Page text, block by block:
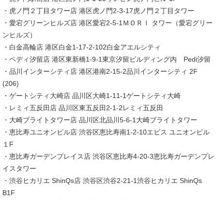
・虎ノ門２丁目タワー店 港区虎ノ門2-3-17虎ノ門２丁目タワー
・愛宕グリーンヒルズ店 港区愛宕2-5-1ＭＯＲＩ タワー（愛宕グリー
ンヒルズ）
・白金高輪店 港区白金1-17-2-102白金アエルシティ
・ペディ汐留店 港区東新橋1-9-1東京汐留ビルディング内 Pedi汐留
・品川インターシティ店 港区港南2-15-2品川インターシティ 2F
(206)
・ゲートシティ大崎店 品川区大崎1-11-1ゲートシティ大崎
・レミィ五反田店 品川区東五反田2-1-2レミィ五反田
・大崎ブライトタワー店 品川区北品川5-6-1大崎ブライトタワー
・恵比寿ユニオンビル店 渋谷区恵比寿南1-2-10エビス ユニオンビル
１F
・恵比寿ガーデンプレイス店 渋谷区恵比寿4-20-3恵比寿ガーデンプレ
イスタワー
・渋谷ヒカリエ ShinQs店 渋谷区渋谷2-21-1渋谷ヒカリエ ShinQs
B1F